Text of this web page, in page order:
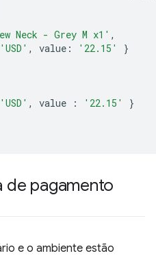
Neck - Grey M x1' ,
'USD' , value : '22.15'
}
'USD' , value : '22.15'
}
de pagamento
e o ambiente estão